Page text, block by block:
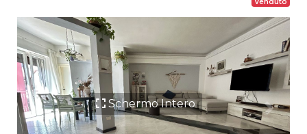
Schermo Intero
Previous Next